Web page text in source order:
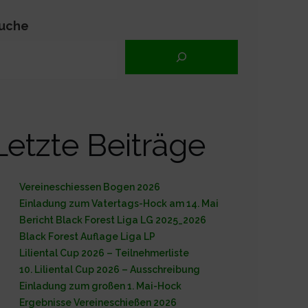
Beiträge
Vereineschiessen Bogen 2026
Einladung zum Vatertags-Hock am 14. Mai
Bericht Black Forest Liga LG 2025_2026
Black Forest Auflage Liga LP
Liliental Cup 2026 – Teilnehmerliste
10. Liliental Cup 2026 – Ausschreibung
Einladung zum großen 1. Mai-Hock
Ergebnisse Vereineschießen 2026